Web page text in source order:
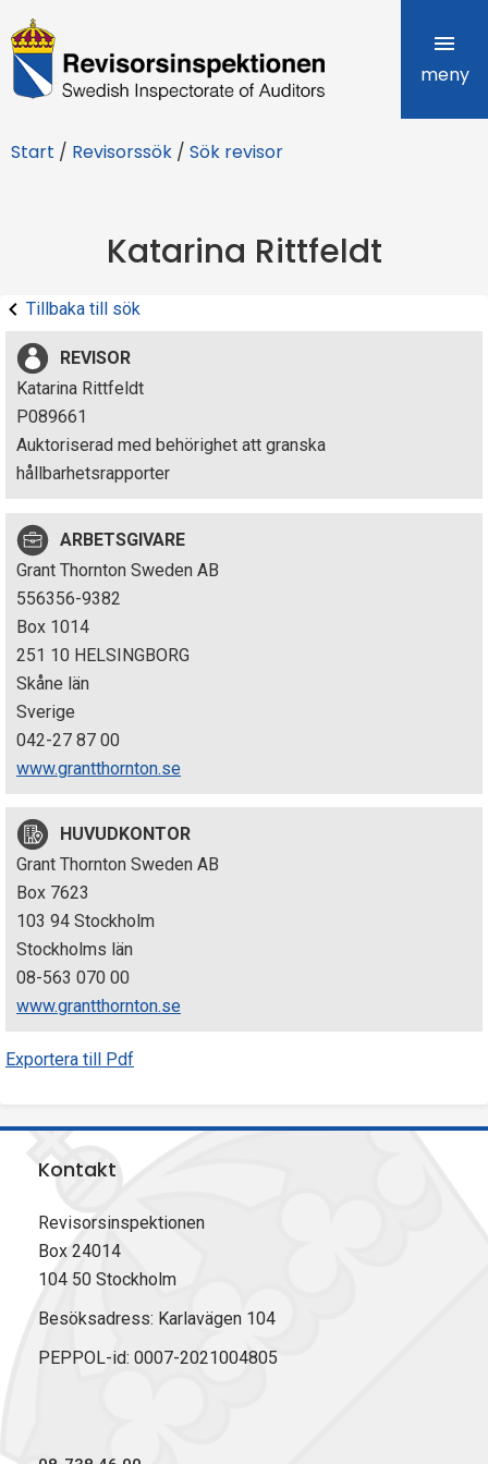
R
e
i
r
s
i
n
s
p
e
k
t
i
o
n
e
n
meny
Start / Revisorssök / Sök revisor
Katarina Rittfeldt
Tillbaka till sök
REVISOR
Katarina Rittfeldt
P089661
Auktoriserad med behörighet att granska
hållbarhetsrapporter
ARBETSGIVARE
Grant Thornton Sweden AB
556356-9382
Box 1014
251 10 HELSINGBORG
Skåne län
Sverige
042-27 87 00
www.grantthornton.se
HUVUDKONTOR
Grant Thornton Sweden AB
Box 7623
103 94 Stockholm
Stockholms län
08-563 070 00
www.grantthornton.se
Exportera till Pdf
Kontakt
Revisorsinspektionen
Box 24014
104 50 Stockholm
Besöksadress: Karlavägen 104
PEPPOL-id: 0007-2021004805